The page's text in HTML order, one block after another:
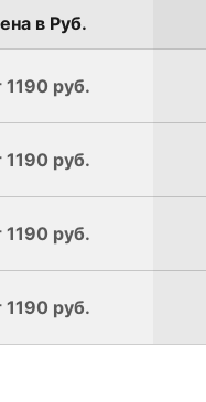
в Руб.
1190 руб.
1190 руб.
1190 руб.
1190 руб.